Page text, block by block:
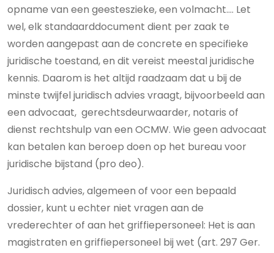
opname van een geesteszieke, een volmacht…. Let
wel, elk standaarddocument dient per zaak te
worden aangepast aan de concrete en specifieke
juridische toestand, en dit vereist meestal juridische
kennis. Daarom is het altijd raadzaam dat u bij de
minste twijfel juridisch advies vraagt, bijvoorbeeld aan
een advocaat, gerechtsdeurwaarder, notaris of
dienst rechtshulp van een OCMW. Wie geen advocaat
kan betalen kan beroep doen op het bureau voor
juridische bijstand (pro deo).
Juridisch advies, algemeen of voor een bepaald
dossier, kunt u echter niet vragen aan de
vrederechter of aan het griffiepersoneel: Het is aan
magistraten en griffiepersoneel bij wet (art. 297 Ger.